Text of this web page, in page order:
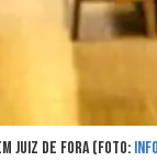
Juiz de Fora (Foto: